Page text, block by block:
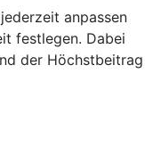
anpassen
festlegen. Dabei
der Höchstbeitrag